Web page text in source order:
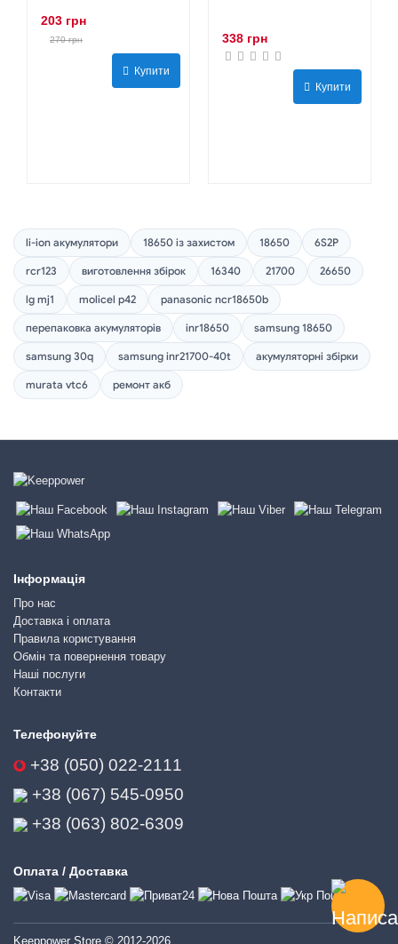
203 грн
270 грн
Купити
338 грн
Купити
li-ion акумулятори 18650 із захистом 18650 6S2P
rcr123 виготовлення збірок 16340 21700 26650
lg mj1 molicel p42 panasonic ncr18650b
перепаковка акумуляторів inr18650 samsung 18650
samsung 30q samsung inr21700-40t акумуляторні збірки
murata vtc6 ремонт акб
Інформація
Про нас
Доставка і оплата
Правила користування
Обмін та повернення товару
Наші послуги
Контакти
Телефонуйте
+38 (050) 022-2111
+38 (067) 545-0950
+38 (063) 802-6309
Оплата / Доставка
Keeppower Store © 2012-2026